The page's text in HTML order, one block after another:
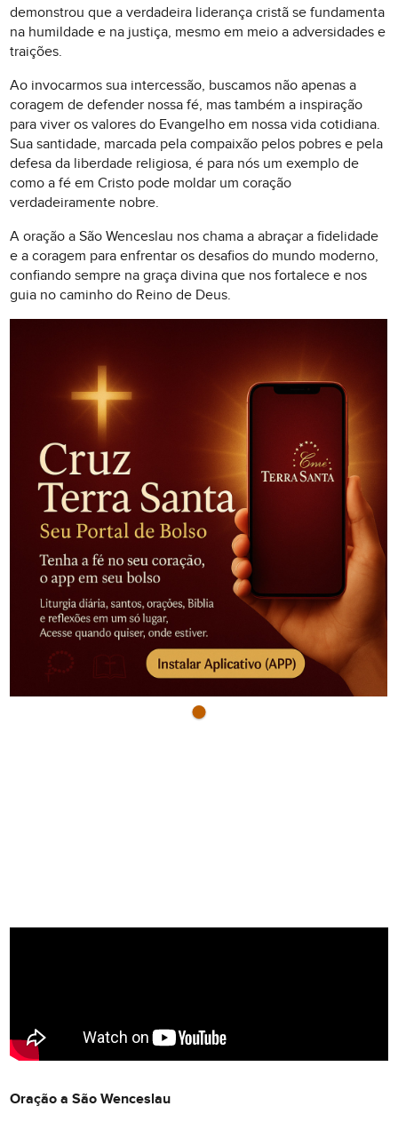
demonstrou que a verdadeira liderança cristã se fundamenta
na humildade e na justiça, mesmo em meio a adversidades e
traições.
Ao invocarmos sua intercessão, buscamos não apenas a
coragem de defender nossa fé, mas também a inspiração
para viver os valores do Evangelho em nossa vida cotidiana.
Sua santidade, marcada pela compaixão pelos pobres e pela
defesa da liberdade religiosa, é para nós um exemplo de
como a fé em Cristo pode moldar um coração
verdadeiramente nobre.
A oração a São Wenceslau nos chama a abraçar a fidelidade
e a coragem para enfrentar os desafios do mundo moderno,
confiando sempre na graça divina que nos fortalece e nos
guia no caminho do Reino de Deus.
Oração a São Wenceslau